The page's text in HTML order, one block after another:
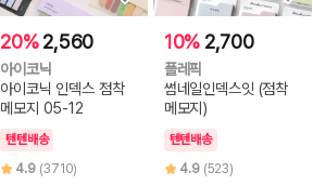
20% 2,560
아이코닉
아이코닉 인덱스 점착
메모지 05-12
텐텐배송
4.9 (3710)
10% 2,700
플레픽
썸네일인덱스잇 (점착
메모지)
텐텐배송
4.9 (523)